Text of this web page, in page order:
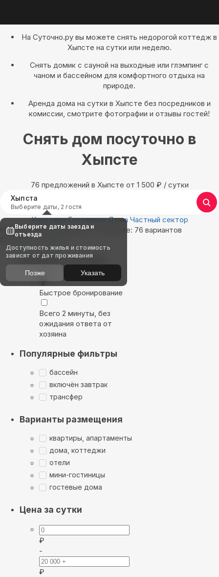
На Суточно.ру вы можете снять недорогой коттедж в
Хыпсте на сутки или неделю.
Снять домик с сауной на выходные или глэмпинг с
чаном и бассейном для комфортного отдыха на
природе.
Аренда дома на сутки в Хыпсте без посредников и
комиссии, смотрите фотографии и отзывы гостей!
Снять дом посуточно в
Хыпсте
76 предложений в Хыпсте oт 1 500 ₽ / сутки
Хыпста
Выберите даты, 2 гостя
Квартиры Гостиницы Дома Частный сектор
Найдём, где остановиться в Хыпсте: 76 вариантов
Показать на карте
Выбирайте лучшее
Быстрое бронирование
Всего 2 минуты, без
ожидания ответа от
хозяина
Популярные фильтры
бассейн
включён завтрак
трансфер
Варианты размещения
квартиры, апартаменты
дома, коттеджи
отели
мини-гостиницы
гостевые дома
Цена за сутки
₽
-
₽
Выберите даты заезда и
отъезда
Доступность жилья и стоимость
зависят от дат проживания
Позже Указать